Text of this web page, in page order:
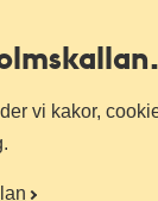
vi kakor,